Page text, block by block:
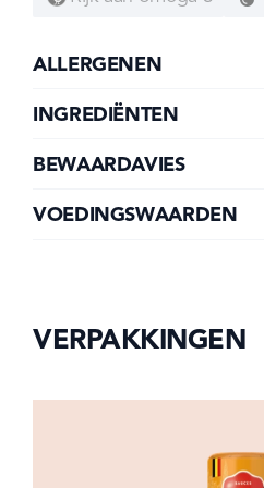
ALLERGENEN
INGREDIËNTEN
BEWAARDAVIES
VOEDINGSWAARDEN
VERPAKKINGEN